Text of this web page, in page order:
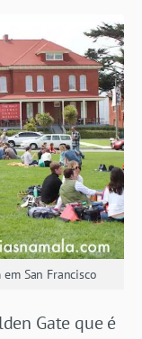
San Francisco
Gate que é